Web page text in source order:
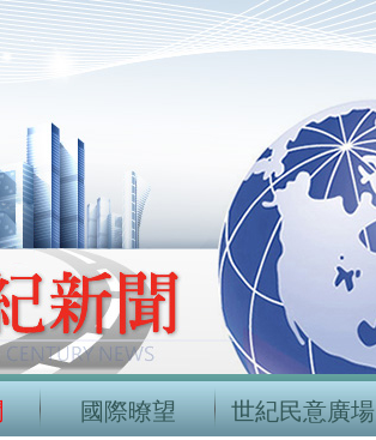
國際暸望 世紀民意廣場